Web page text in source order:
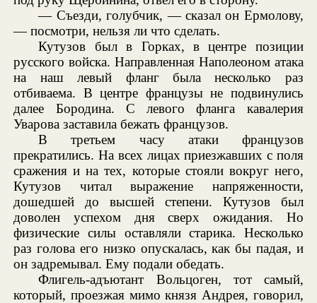
— Съезди, голубчик, — сказал он Ермолову,
— посмотри, нельзя ли что сделать.
Кутузов был в Горках, в центре позиции
русского войска. Направленная Наполеоном атака
на наш левый фланг была несколько раз
отбиваема. В центре французы не подвинулись
далее Бородина. С левого фланга кавалерия
Уварова заставила бежать французов.
В третьем часу атаки французов
прекратились. На всех лицах приезжавших с поля
сражения и на тех, которые стояли вокруг него,
Кутузов читал выражение напряженности,
дошедшей до высшей степени. Кутузов был
доволен успехом дня сверх ожидания. Но
физические силы оставляли старика. Несколько
раз голова его низко опускалась, как бы падая, и
он задремывал. Ему подали обедать.
Флигель-адъютант Вольцоген, тот самый,
который, проезжая мимо князя Андрея, говорил,